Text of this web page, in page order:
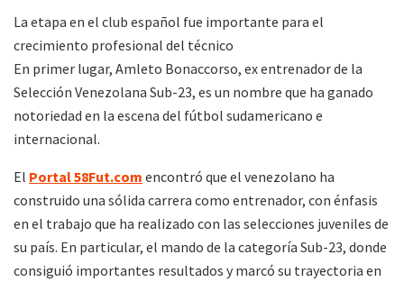
La etapa en el club español fue importante para el
crecimiento profesional del técnico
En primer lugar, Amleto Bonaccorso, ex entrenador de la
Selección Venezolana Sub-23, es un nombre que ha ganado
notoriedad en la escena del fútbol sudamericano e
internacional.
El Portal 58Fut.com encontró que el venezolano ha
construido una sólida carrera como entrenador, con énfasis
en el trabajo que ha realizado con las selecciones juveniles de
su país. En particular, el mando de la categoría Sub-23, donde
consiguió importantes resultados y marcó su trayectoria en